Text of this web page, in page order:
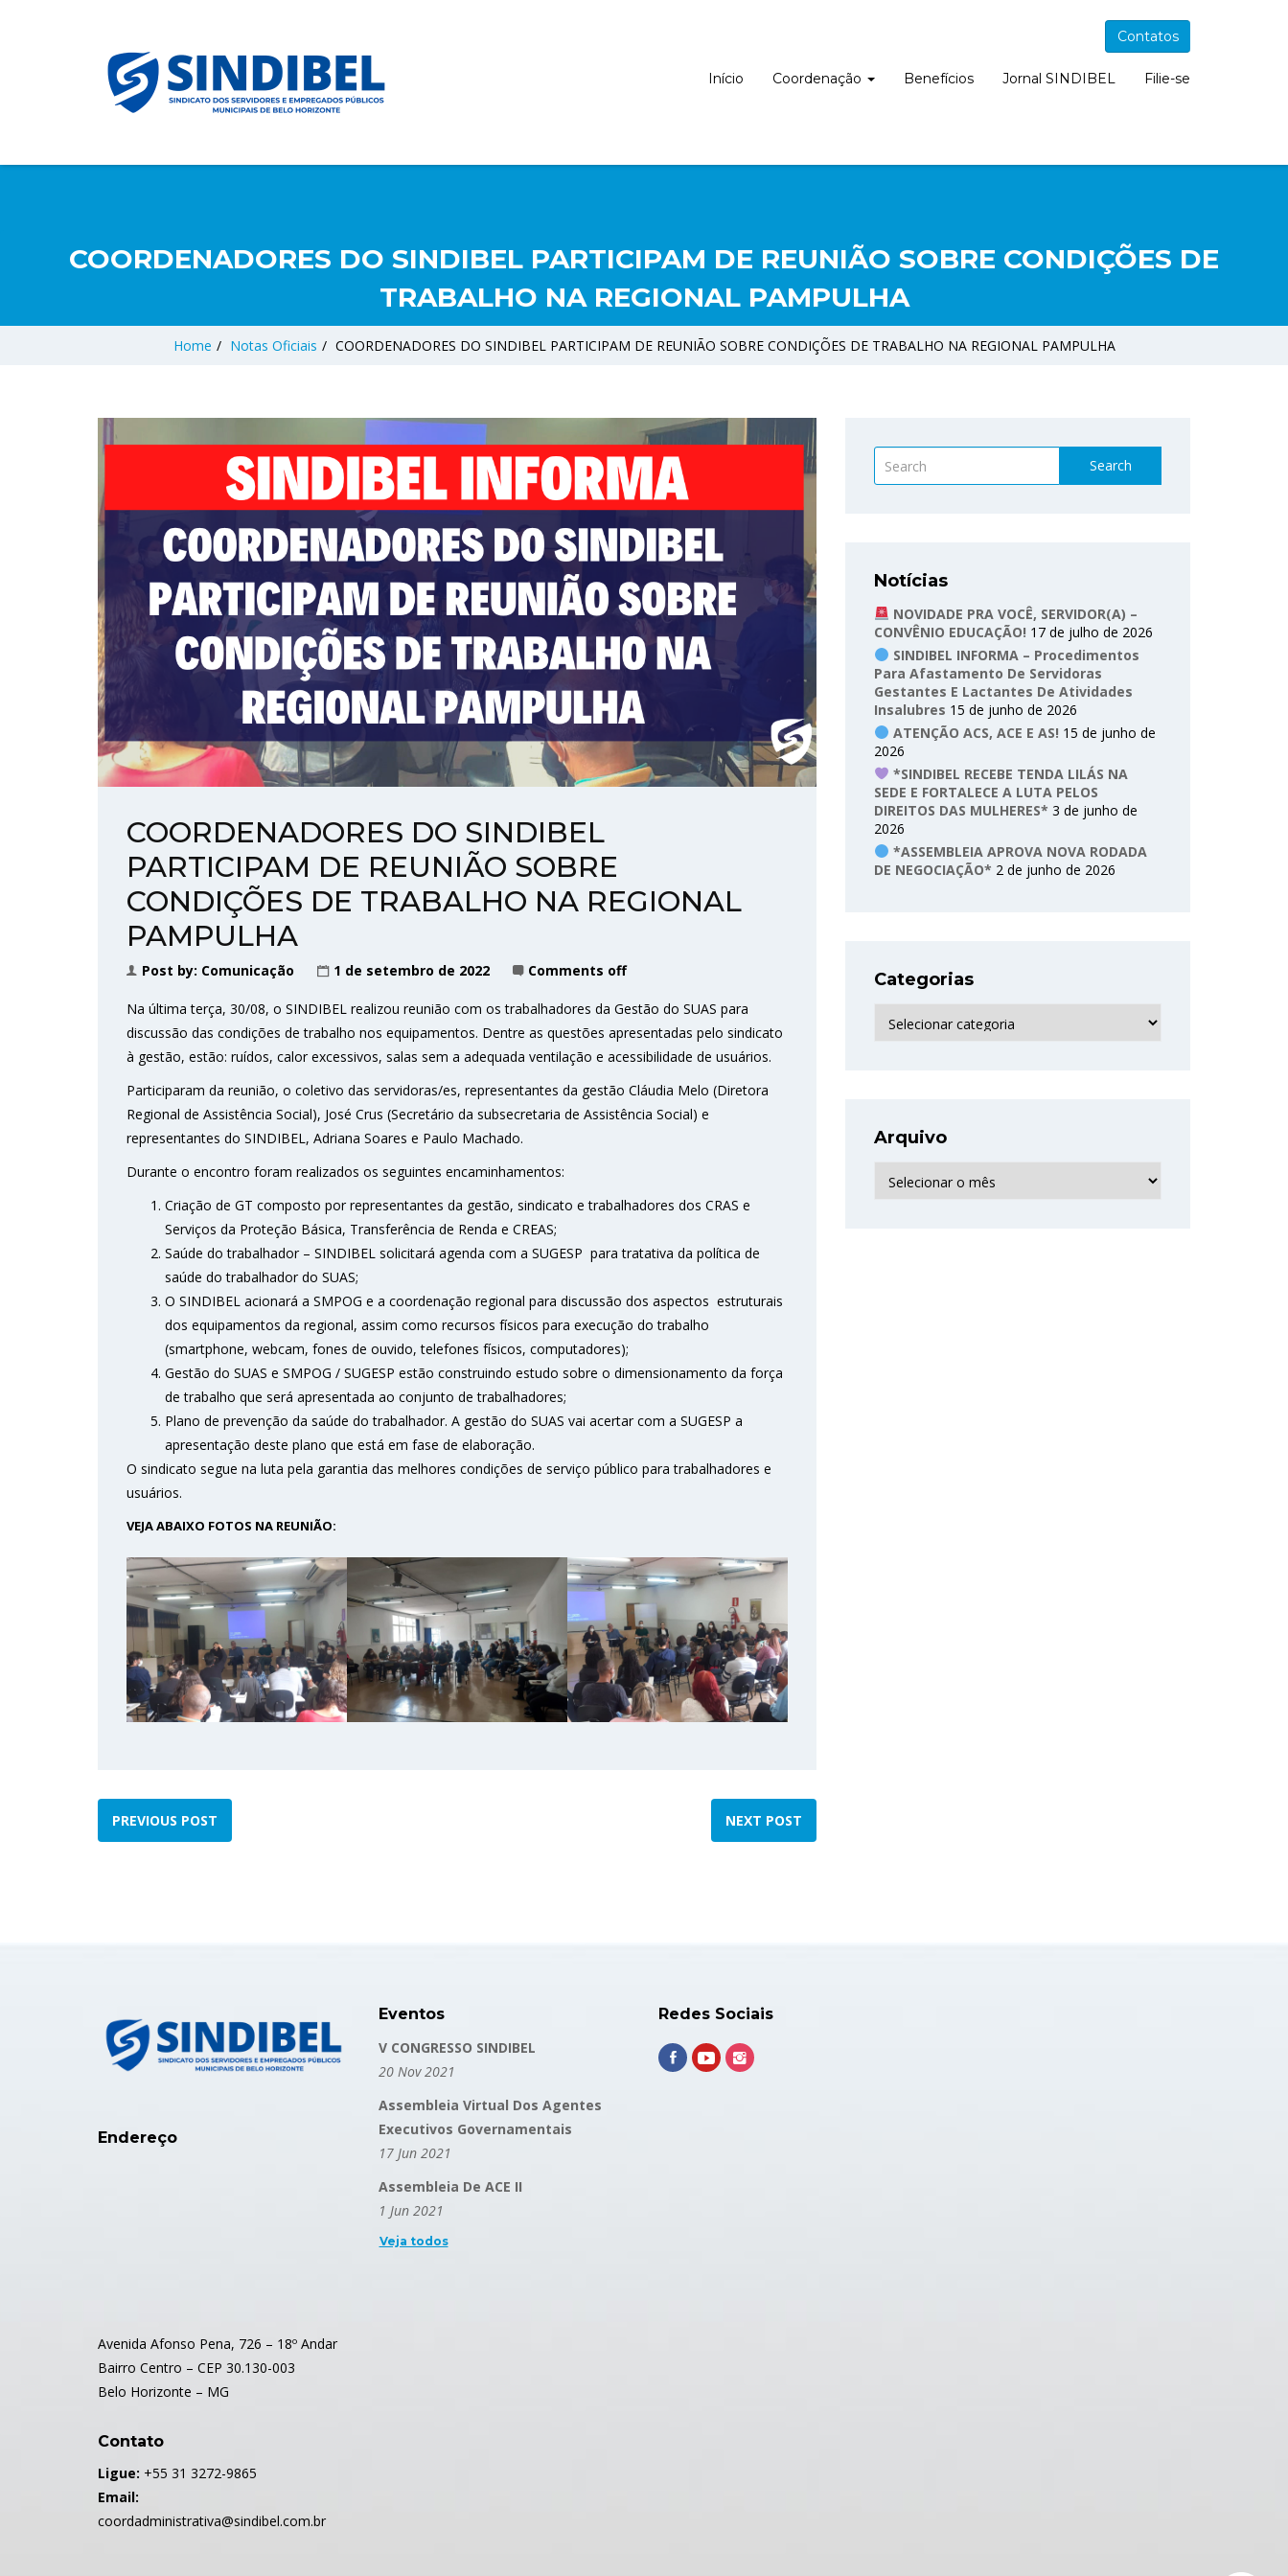
Contatos
Início Coordenação Benefícios Jornal SINDIBEL Filie-se
COORDENADORES DO SINDIBEL PARTICIPAM DE REUNIÃO SOBRE CONDIÇÕES DE
TRABALHO NA REGIONAL PAMPULHA
Home / Notas Oficiais / COORDENADORES DO SINDIBEL PARTICIPAM DE REUNIÃO SOBRE CONDIÇÕES DE TRABALHO NA REGIONAL PAMPULHA
COORDENADORES DO SINDIBEL
PARTICIPAM DE REUNIÃO SOBRE
CONDIÇÕES DE TRABALHO NA REGIONAL
PAMPULHA
Post by: Comunicação 1 de setembro de 2022 Comments off
Na última terça, 30/08, o SINDIBEL realizou reunião com os trabalhadores da Gestão do SUAS para
discussão das condições de trabalho nos equipamentos. Dentre as questões apresentadas pelo sindicato
à gestão, estão: ruídos, calor excessivos, salas sem a adequada ventilação e acessibilidade de usuários.
Participaram da reunião, o coletivo das servidoras/es, representantes da gestão Cláudia Melo (Diretora
Regional de Assistência Social), José Crus (Secretário da subsecretaria de Assistência Social) e
representantes do SINDIBEL, Adriana Soares e Paulo Machado.
Durante o encontro foram realizados os seguintes encaminhamentos:
Criação de GT composto por representantes da gestão, sindicato e trabalhadores dos CRAS e
Serviços da Proteção Básica, Transferência de Renda e CREAS;
Saúde do trabalhador – SINDIBEL solicitará agenda com a SUGESP para tratativa da política de
saúde do trabalhador do SUAS;
O SINDIBEL acionará a SMPOG e a coordenação regional para discussão dos aspectos estruturais
dos equipamentos da regional, assim como recursos físicos para execução do trabalho
(smartphone, webcam, fones de ouvido, telefones físicos, computadores);
Gestão do SUAS e SMPOG / SUGESP estão construindo estudo sobre o dimensionamento da força
de trabalho que será apresentada ao conjunto de trabalhadores;
Plano de prevenção da saúde do trabalhador. A gestão do SUAS vai acertar com a SUGESP a
apresentação deste plano que está em fase de elaboração.
O sindicato segue na luta pela garantia das melhores condições de serviço público para trabalhadores e
usuários.
VEJA ABAIXO FOTOS NA REUNIÃO:
PREVIOUS POST NEXT POST
Search
Notícias
NOVIDADE PRA VOCÊ, SERVIDOR(A) –
CONVÊNIO EDUCAÇÃO! 17 de julho de 2026
SINDIBEL INFORMA – Procedimentos
Para Afastamento De Servidoras
Gestantes E Lactantes De Atividades
Insalubres 15 de junho de 2026
ATENÇÃO ACS, ACE E AS! 15 de junho de
2026
*SINDIBEL RECEBE TENDA LILÁS NA
SEDE E FORTALECE A LUTA PELOS
DIREITOS DAS MULHERES* 3 de junho de
2026
*ASSEMBLEIA APROVA NOVA RODADA
DE NEGOCIAÇÃO* 2 de junho de 2026
Categorias
Categorias
Arquivo
Arquivo
Endereço
Avenida Afonso Pena, 726 – 18º Andar
Bairro Centro – CEP 30.130-003
Belo Horizonte – MG
Contato
Ligue: +55 31 3272-9865
Email:
coordadministrativa@sindibel.com.br
Eventos
V CONGRESSO SINDIBEL
20 Nov 2021
Assembleia Virtual Dos Agentes
Executivos Governamentais
17 Jun 2021
Assembleia De ACE II
1 Jun 2021
Veja todos
Redes Sociais